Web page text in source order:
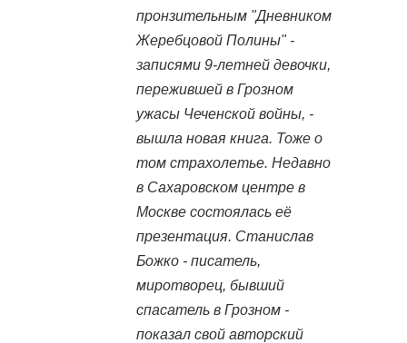
пронзительным "Дневником
Жеребцовой Полины" -
записями 9-летней девочки,
пережившей в Грозном
ужасы Чеченской войны, -
вышла новая книга. Тоже о
том страхолетье. Недавно
в Сахаровском центре в
Москве состоялась её
презентация. Станислав
Божко - писатель,
миротворец, бывший
спасатель в Грозном -
показал свой авторский